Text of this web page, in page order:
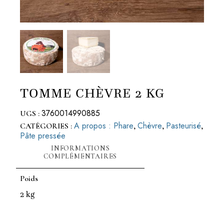
TOMME CHÈVRE 2 KG
UGS : 3760014990885
CATÉGORIES : A propos : Phare, Chèvre, Pasteurisé,
Pâte pressée
INFORMATIONS
COMPLÉMENTAIRES
Poids
2 kg